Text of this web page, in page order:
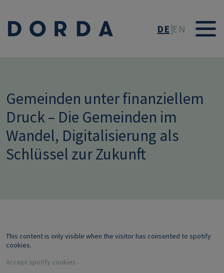
DE EN
Gemeinden unter finanziellem
Druck – Die Gemeinden im
Wandel, Digitalisierung als
Schlüssel zur Zukunft
This content is only visible when the visitor has consented to spotify
cookies.
Accept spotify cookies